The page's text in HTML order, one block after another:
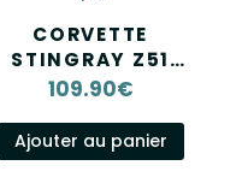
CORVETTE
STINGRAY Z51
2014 GREY
109.90€
Ajouter au panier